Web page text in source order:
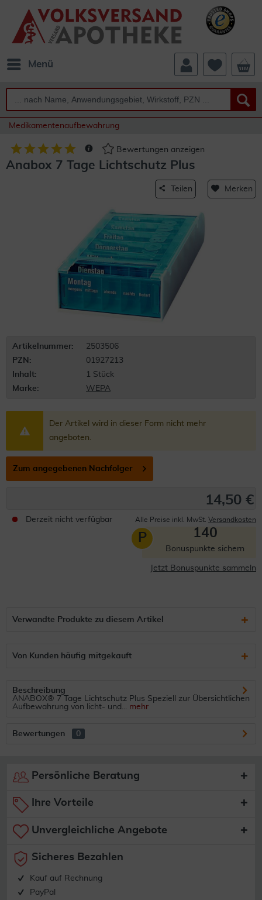
Menü
Medikamentenaufbewahrung
Bewertungen anzeigen
Anabox 7 Tage Lichtschutz Plus
Teilen Merken
Artikelnummer:
2503506
PZN:
01927213
Inhalt:
1 Stück
Marke:
WEPA
Der Artikel wird in dieser Form nicht mehr
angeboten.
Zum angegebenen Nachfolger
14,50 €
Derzeit nicht verfügbar Alle Preise inkl. MwSt. Versandkosten
P 140
Bonuspunkte sichern
Jetzt Bonuspunkte sammeln
Verwandte Produkte zu diesem Artikel
Von Kunden häufig mitgekauft
Beschreibung
ANABOX® 7 Tage Lichtschutz Plus Speziell zur Übersichtlichen
Aufbewahrung von licht- und... mehr
Bewertungen 0
Persönliche Beratung
Ihre Vorteile
Unvergleichliche Angebote
Sicheres Bezahlen
Kauf auf Rechnung
PayPal